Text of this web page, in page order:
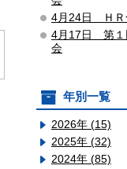
4月24日 ＨＲ
4月17日 第１
会
年別一覧
2026年 (15)
2025年 (32)
2024年 (85)